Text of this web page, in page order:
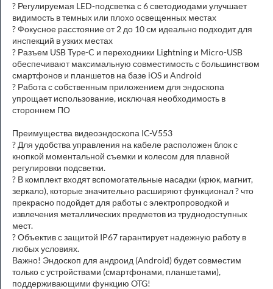
? Регулируемая LED-подсветка с 6 светодиодами улучшает
видимость в темных или плохо освещенных местах
? Фокусное расстояние от 2 до 10 см идеально подходит для
инспекций в узких местах
? Разъем USB Type-C и переходники Lightning и Micro-USB
обеспечивают максимальную совместимость с большинством
смартфонов и планшетов на базе iOS и Android
? Работа с собственным приложением для эндоскопа
упрощает использование, исключая необходимость в
стороннем ПО
Преимущества видеоэндоскопа IC-V553
? Для удобства управления на кабеле расположен блок с
кнопкой моментальной съемки и колесом для плавной
регулировки подсветки.
? В комплект входят вспомогательные насадки (крюк, магнит,
зеркало), которые значительно расширяют функционал ? что
прекрасно подойдет для работы с электропроводкой и
извлечения металлических предметов из труднодоступных
мест.
? Объектив с защитой IP67 гарантирует надежную работу в
любых условиях.
Важно! Эндоскоп для андроид (Android) будет совместим
только с устройствами (смартфонами, планшетами),
поддерживающими функцию OTG!